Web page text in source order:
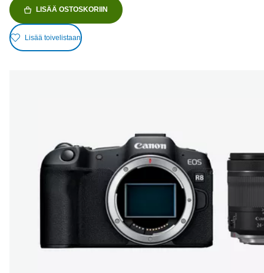
LISÄÄ OSTOSKORIIN
Lisää toivelistaan